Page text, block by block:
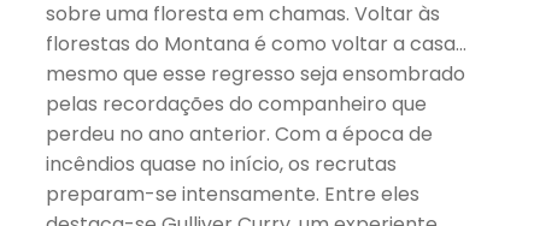
sobre uma floresta em chamas. Voltar às
florestas do Montana é como voltar a casa…
mesmo que esse regresso seja ensombrado
pelas recordações do companheiro que
perdeu no ano anterior. Com a época de
incêndios quase no início, os recrutas
preparam-se intensamente. Entre eles